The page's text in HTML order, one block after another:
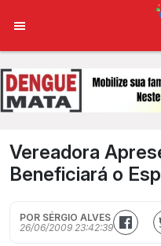
Vereadora
Beneficiará o
POR SÉRGIO ALVES
26/06/2009 23:42:39